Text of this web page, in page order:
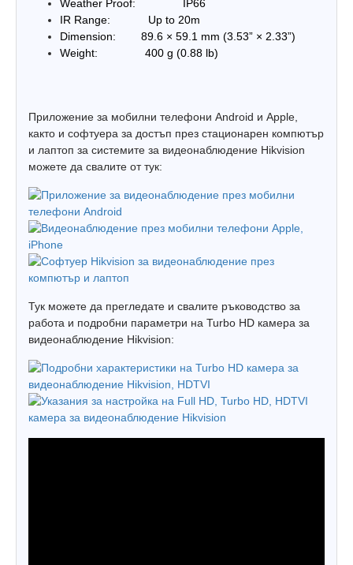
Weather Proof: IP66
IR Range: Up to 20m
Dimension: 89.6 × 59.1 mm (3.53” × 2.33”)
Weight: 400 g (0.88 lb)
Приложение за мобилни телефони Android и Apple,
както и софтуера за достъп през стационарен компютър
и лаптоп за системите за видеонаблюдение Hikvision
можете да свалите от тук:
Тук можете да прегледате и свалите ръководство за
работа и подробни параметри на Turbo HD камера за
видеонаблюдение Hikvision: